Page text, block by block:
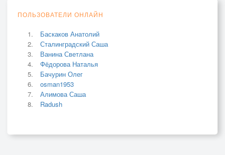
ПОЛЬЗОВАТЕЛИ ОНЛАЙН
Баскаков Анатолий
Сталинградский Саша
Ванина Светлана
Фёдорова Наталья
Бачурин Олег
osman1953
Алимова Саша
Radush